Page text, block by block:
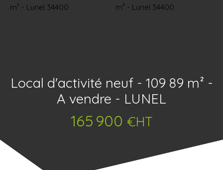
Local d'activité neuf - 109 89 m² -
A vendre - LUNEL
165 900 €HT